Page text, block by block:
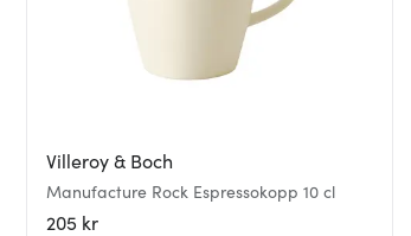
Villeroy & Boch
Manufacture Rock Espressokopp 10 cl
205 kr